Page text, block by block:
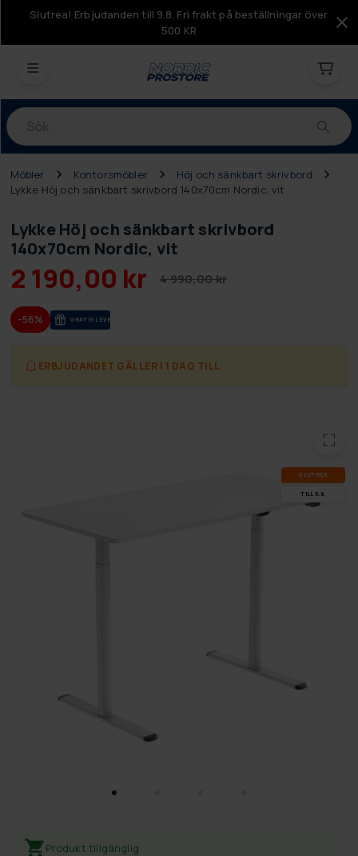
Slutrea! Erbjudanden till 9.8. Fri frakt på beställningar över
500 KR
Produkter
Möbler Kontorsmöbler
Höj och sänkbart skrivbord
Lykke Höj och sänkbart skrivbord 140x70cm Nordic, vit
Lykke Höj och sänkbart skrivbord
140x70cm Nordic, vit
2 190,00 kr 4 990,00 kr
-56% GRA­TIS LE­VE­RANS
ERBJUDANDET GÄLLER I 1 DAG TILL
SLUT­REA
TILL 9.8.
Produkt tillgänglig